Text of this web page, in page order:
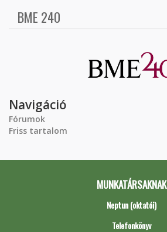
BME 240
Navigáció
Fórumok
Friss tartalom
MUNKATÁRSAKNAK
Neptun (oktatói)
Telefonkönyv